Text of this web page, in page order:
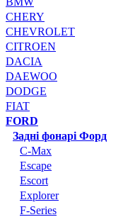
CHERY
CHEVROLET
CITROEN
DACIA
DAEWOO
DODGE
FIAT
FORD
Задні фонарі Форд
C-Max
Escape
Escort
Explorer
F-Series